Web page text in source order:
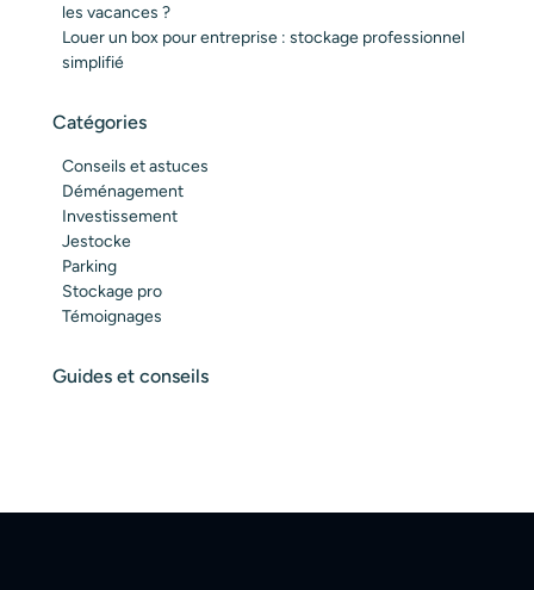
les vacances ?
Louer un box pour entreprise : stockage professionnel
simplifié
Catégories
Conseils et astuces
Déménagement
Investissement
Jestocke
Parking
Stockage pro
Témoignages
Guides et conseils